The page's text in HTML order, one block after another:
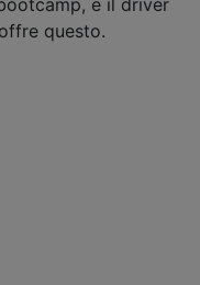
questo.